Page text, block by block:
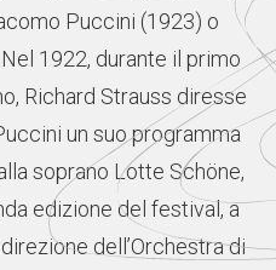
Puccini (1923) o
1922, durante il primo
Richard Strauss diresse
un suo programma
soprano Lotte Schöne,
edizione del festival, a
dell’Orchestra di